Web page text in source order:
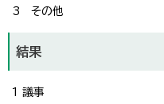
3 その他
結果
1 議事